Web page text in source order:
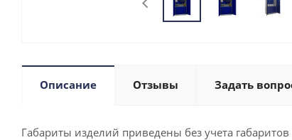
Описание Отзывы Задать
Габариты изделий приведены без учета